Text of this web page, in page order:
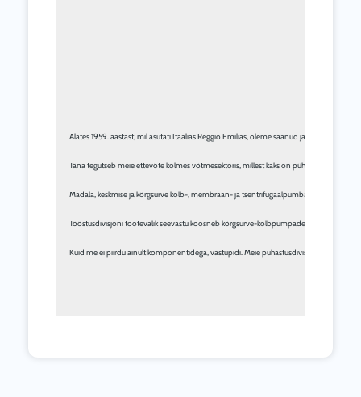
Alates 1959. aastast, mil asutati Itaalias Reggio Emilias, oleme saanud ja tasunud
Täna tegutseb meie ettevõte kolmes võtmesektoris, millest kaks on pühendatud
Madala, keskmise ja kõrgsurve kolb-, membraan- ja tsentrifugaalpumbad: see on
Tööstusdivisjoni tootevalik seevastu koosneb kõrgsurve-kolbpumpadest, nii
Kuid me ei piirdu ainult komponentidega, vastupidi. Meie puhastusdivisjoni kuulub lai